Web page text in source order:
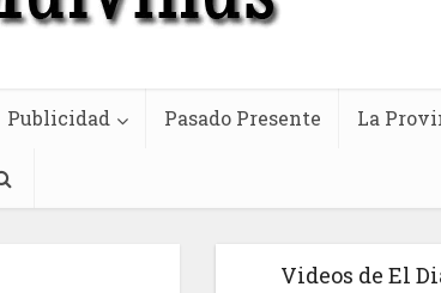
Publicidad Pasado Presente La
Videos de El